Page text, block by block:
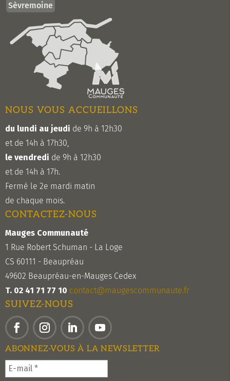
Sèvremoine
NOUS VOUS ACCUEILLONS
du lundi au jeudi de 9h à 12h30
et de 14h à 17h30,
le vendredi de 9h à 12h30
et de 14h à 17h.
Fermé le 2e mardi matin
de chaque mois.
CONTACTEZ-NOUS
Mauges Communauté
1 Rue Robert Schuman - La Loge
CS 60111 - Beaupréau
49602 Beaupréau-en-Mauges Cedex
T. 02 41 71 77 10 contact@maugescommunaute.fr
SUIVEZ-NOUS
FacebookInstagramLinkedInYouTube
ABONNEZ-VOUS À LA NEWSLETTER